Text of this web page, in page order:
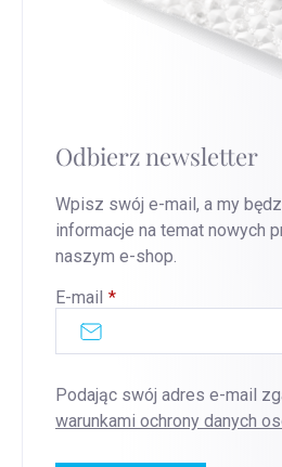
Odbierz newsletter
Wpisz swój e-mail, a my
informacje na temat nowych
naszym e-shop.
E-mail
Podając swój adres e-mail
warunkami ochrony danych